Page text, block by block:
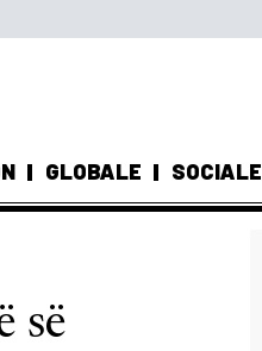
GLOBALE SOCIALE
së